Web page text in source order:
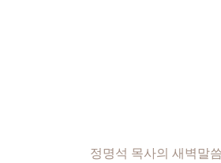
정명석 목사의 새벽말